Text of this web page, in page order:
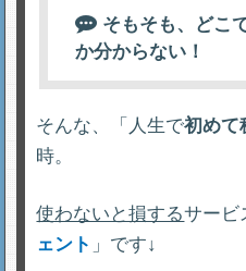
そもそも、どこ
か分からない！
そんな、「人生で初めて
時。
使わないと損するサービ
ェント 」です↓